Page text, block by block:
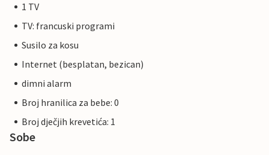
1 TV
TV: francuski programi
Susilo za kosu
Internet (besplatan, bezican)
dimni alarm
Broj hranilica za bebe: 0
Broj dječjih krevetića: 1
Sobe